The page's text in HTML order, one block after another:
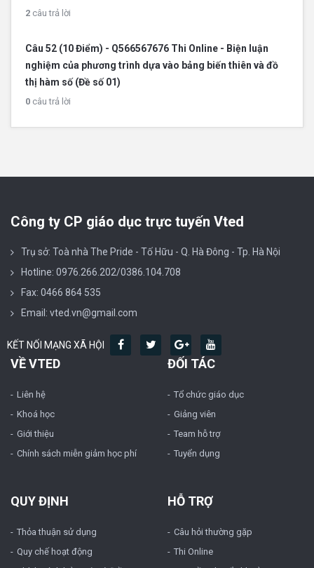
2 câu trả lời
Câu 52 (10 Điểm) - Q566567676 Thi Online - Biện luận
nghiệm của phương trình dựa vào bảng biến thiên và đồ
thị hàm số (Đề số 01)
0 câu trả lời
Công ty CP giáo dục trực tuyến Vted
Trụ sở: Toà nhà The Pride - Tố Hữu - Q. Hà Đông - Tp. Hà Nội
Hotline: 0976.266.202/0386.104.708
Fax: 0466 864 535
Email: vted.vn@gmail.com
KẾT NỐI MẠNG XÃ HỘI
VỀ VTED
Liên hệ
Khoá học
Giới thiệu
Chính sách miễn giảm học phí
ĐỐI TÁC
Tổ chức giáo dục
Giảng viên
Team hỗ trợ
Tuyển dụng
QUY ĐỊNH
Thỏa thuận sử dụng
Quy chế hoạt động
HỖ TRỢ
Câu hỏi thường gặp
Thi Online